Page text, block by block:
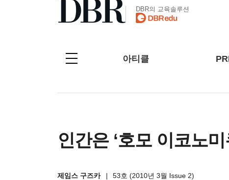
DBR의 교육솔루션
아티클
인간은 ‘호모 이코노
제임스 구즈카 | 53호 (2010년 3월 Issue 2)